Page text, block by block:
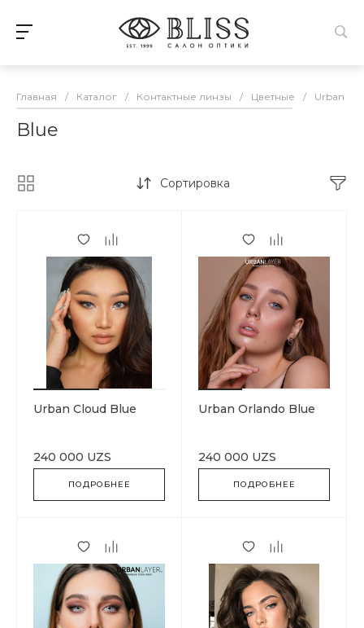
Главная / Каталог / Контактные линзы / Цветные / Urban
Blue
Сортировка
Urban Cloud Blue
240 000 UZS
ПОДРОБНЕЕ
Urban Orlando Blue
240 000 UZS
ПОДРОБНЕЕ